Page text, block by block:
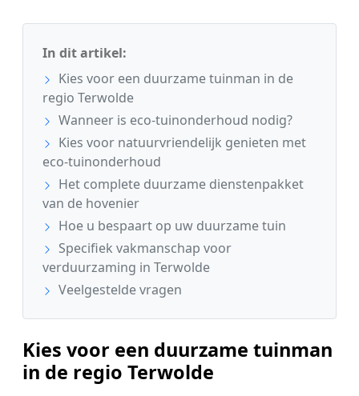
In dit artikel:
Kies voor een duurzame tuinman in de
regio Terwolde
Wanneer is eco-tuinonderhoud nodig?
Kies voor natuurvriendelijk genieten met
eco-tuinonderhoud
Het complete duurzame dienstenpakket
van de hovenier
Hoe u bespaart op uw duurzame tuin
Specifiek vakmanschap voor
verduurzaming in Terwolde
Veelgestelde vragen
Kies voor een duurzame tuinman
in de regio Terwolde